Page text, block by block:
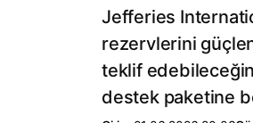
Jefferies
rezervlerini
teklif
destek paketine